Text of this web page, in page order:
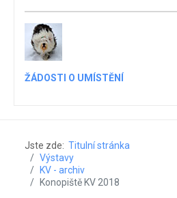
ŽÁDOSTI O UMÍSTĚNÍ
Jste zde: Titulní stránka
Výstavy
KV - archiv
Konopiště KV 2018